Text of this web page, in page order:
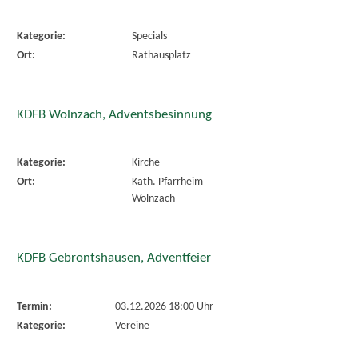
Kategorie:
Specials
Ort:
Rathausplatz
KDFB Wolnzach, Adventsbesinnung
Kategorie:
Kirche
Ort:
Kath. Pfarrheim
Wolnzach
KDFB Gebrontshausen, Adventfeier
Termin:
03.12.2026 18:00 Uhr
Kategorie:
Vereine